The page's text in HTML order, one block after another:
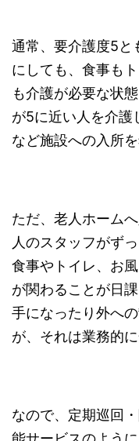
通常、要介護度5と
にしても、食事も
も介護が必要な状
が5に近い人を介護
など施設への入所
ただ、老人ホーム
人のスタッフがず
食事やトイレ、お
が関わることが日
手になったり外へ
が、それは業務的
なので、定期巡回